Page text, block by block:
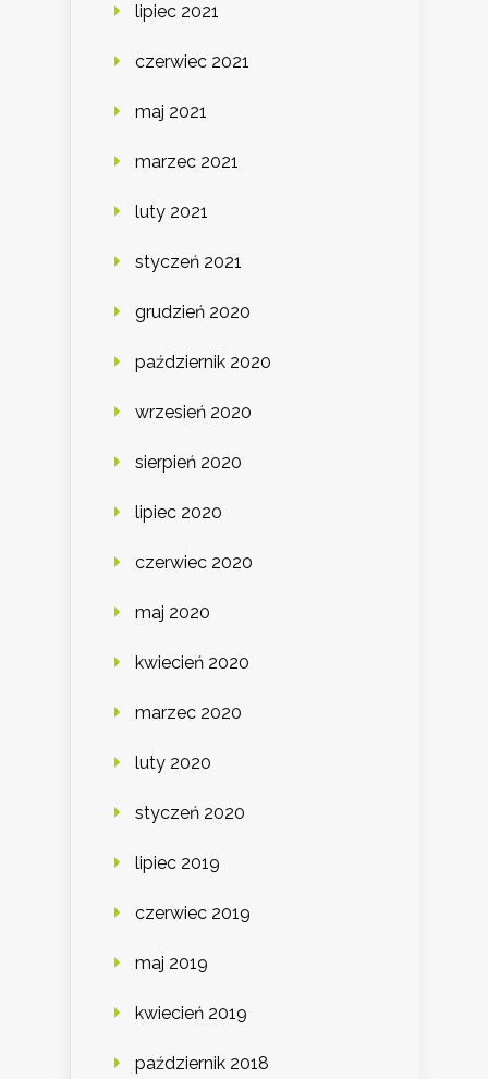
lipiec 2021
czerwiec 2021
maj 2021
marzec 2021
luty 2021
styczeń 2021
grudzień 2020
październik 2020
wrzesień 2020
sierpień 2020
lipiec 2020
czerwiec 2020
maj 2020
kwiecień 2020
marzec 2020
luty 2020
styczeń 2020
lipiec 2019
czerwiec 2019
maj 2019
kwiecień 2019
październik 2018